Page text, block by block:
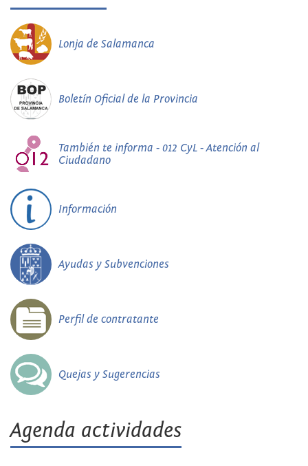
Lonja de Salamanca
Boletín Oficial de la Provincia
También te informa - 012 CyL - Atención al
Ciudadano
Información
Ayudas y Subvenciones
Perfil de contratante
Quejas y Sugerencias
Agenda actividades